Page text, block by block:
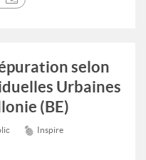
selon
Urbaines
(BE)
Inspire